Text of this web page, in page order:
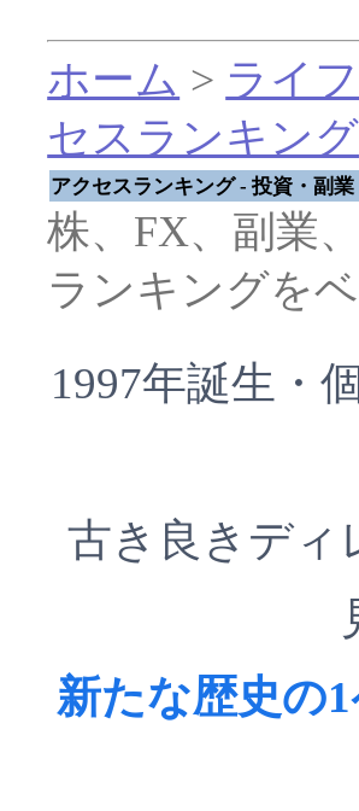
ホーム > ライ
セスランキング
アクセスランキング - 投資・副業
株、FX、副業
ランキングを
1997年誕生・
古き良きディ
新たな歴史の